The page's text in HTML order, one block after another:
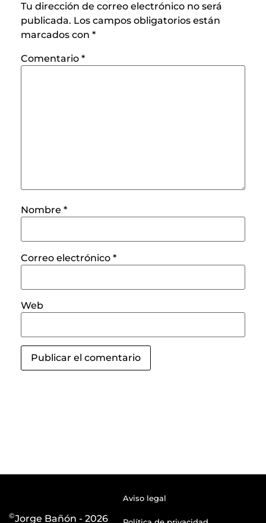
Tu dirección de correo electrónico no será
publicada. Los campos obligatorios están
marcados con *
Comentario *
Nombre *
Correo electrónico *
Web
©Jorge Bañón - 2026
Aviso legal